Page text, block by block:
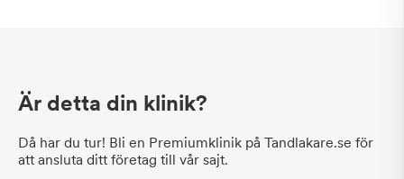
Är detta din klinik?
Då har du tur! Bli en Premiumklinik på Tandlakare.se för
att ansluta ditt företag till vår sajt.